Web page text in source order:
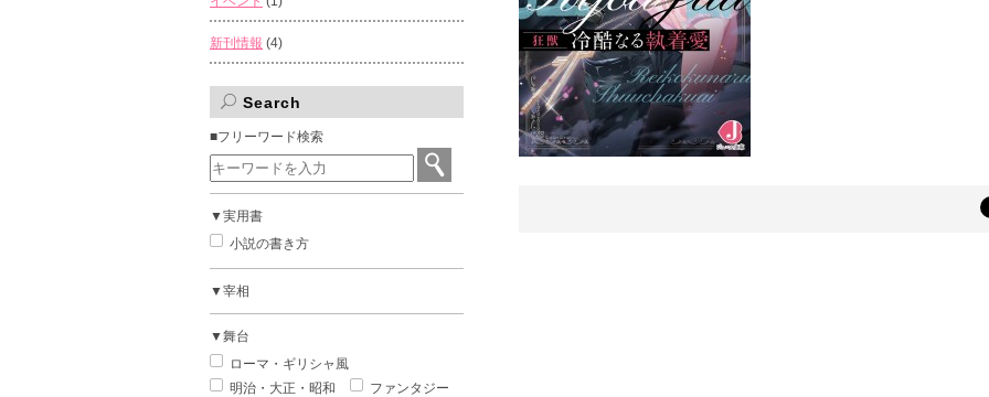
新刊情報 (4)
Search
■フリーワード検索
▼実用書
小説の書き方
▼宰相
▼舞台
ローマ・ギリシャ風
明治・大正・昭和
ファンタジー